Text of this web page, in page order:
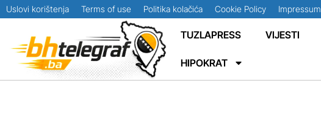
Uslovi korištenja Terms of use Politika kolačića Cookie Policy Impressum
TUZLAPRESS VIJESTI
HIPOKRAT